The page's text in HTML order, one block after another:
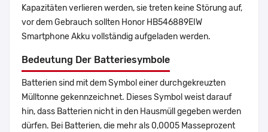
Kapazitäten verlieren werden, sie treten keine Störung auf,
vor dem Gebrauch sollten Honor HB546889EIW
Smartphone Akku vollständig aufgeladen werden.
Bedeutung Der Batteriesymbole
Batterien sind mit dem Symbol einer durchgekreuzten
Mülltonne gekennzeichnet. Dieses Symbol weist darauf
hin, dass Batterien nicht in den Hausmüll gegeben werden
dürfen. Bei Batterien, die mehr als 0,0005 Masseprozent